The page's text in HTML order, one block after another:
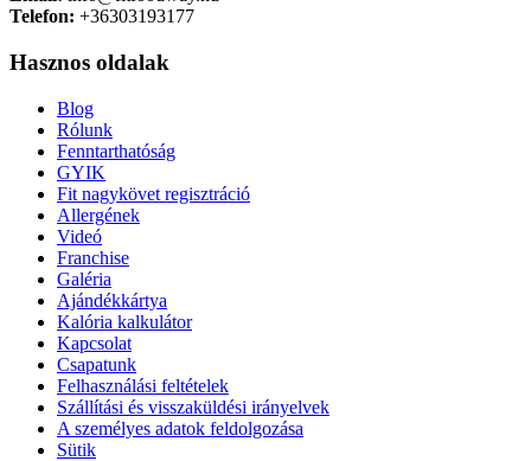
Telefon: +36303193177
Hasznos oldalak
Blog
Rólunk
Fenntarthatóság
GYIK
Fit nagykövet regisztráció
Allergének
Videó
Franchise
Galéria
Ajándékkártya
Kalória kalkulátor
Kapcsolat
Csapatunk
Felhasználási feltételek
Szállítási és visszaküldési irányelvek
A személyes adatok feldolgozása
Sütik